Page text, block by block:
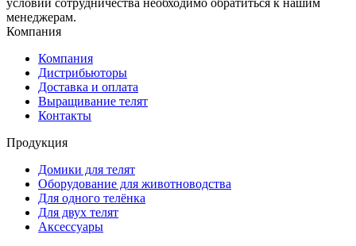
условий сотрудничества необходимо обратиться к нашим
менеджерам.
Компания
Компания
Дистрибьюторы
Доставка и оплата
Выращивание телят
Контакты
Продукция
Домики для телят
Оборудование для животноводства
Для одного телёнка
Для двух телят
Аксессуары